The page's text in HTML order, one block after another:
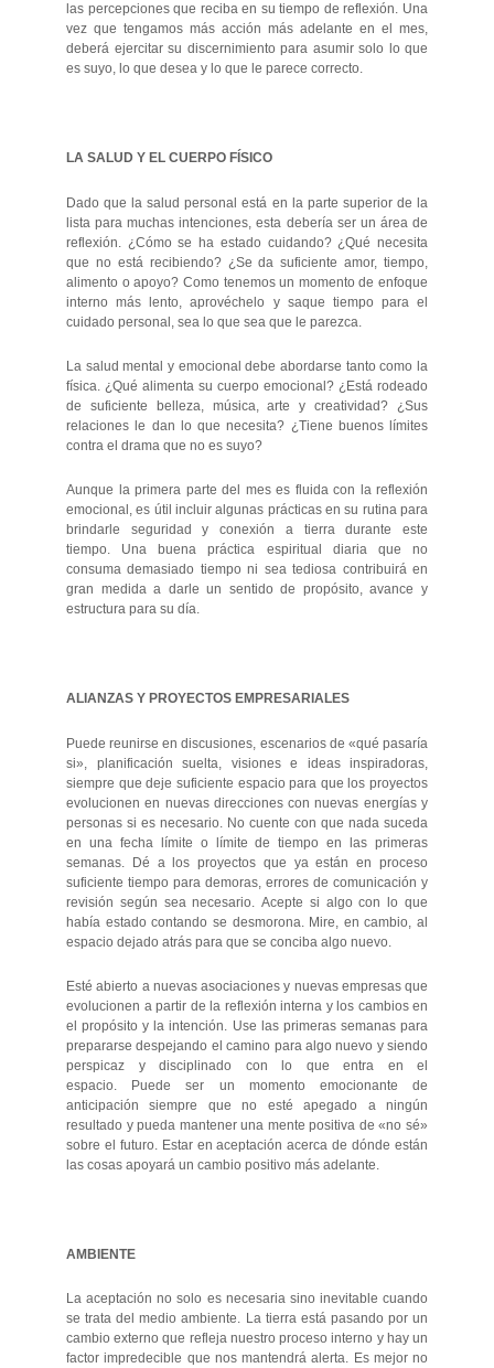
las percepciones que reciba en su tiempo de reflexión. Una
vez que tengamos más acción más adelante en el mes,
deberá ejercitar su discernimiento para asumir solo lo que
es suyo, lo que desea y lo que le parece correcto.
LA SALUD Y EL CUERPO FÍSICO
Dado que la salud personal está en la parte superior de la
lista para muchas intenciones, esta debería ser un área de
reflexión. ¿Cómo se ha estado cuidando? ¿Qué necesita
que no está recibiendo? ¿Se da suficiente amor, tiempo,
alimento o apoyo? Como tenemos un momento de enfoque
interno más lento, aprovéchelo y saque tiempo para el
cuidado personal, sea lo que sea que le parezca.
La salud mental y emocional debe abordarse tanto como la
física. ¿Qué alimenta su cuerpo emocional? ¿Está rodeado
de suficiente belleza, música, arte y creatividad? ¿Sus
relaciones le dan lo que necesita? ¿Tiene buenos límites
contra el drama que no es suyo?
Aunque la primera parte del mes es fluida con la reflexión
emocional, es útil incluir algunas prácticas en su rutina para
brindarle seguridad y conexión a tierra durante este
tiempo. Una buena práctica espiritual diaria que no
consuma demasiado tiempo ni sea tediosa contribuirá en
gran medida a darle un sentido de propósito, avance y
estructura para su día.
ALIANZAS Y PROYECTOS EMPRESARIALES
Puede reunirse en discusiones, escenarios de «qué pasaría
si», planificación suelta, visiones e ideas inspiradoras,
siempre que deje suficiente espacio para que los proyectos
evolucionen en nuevas direcciones con nuevas energías y
personas si es necesario. No cuente con que nada suceda
en una fecha límite o límite de tiempo en las primeras
semanas. Dé a los proyectos que ya están en proceso
suficiente tiempo para demoras, errores de comunicación y
revisión según sea necesario. Acepte si algo con lo que
había estado contando se desmorona. Mire, en cambio, al
espacio dejado atrás para que se conciba algo nuevo.
Esté abierto a nuevas asociaciones y nuevas empresas que
evolucionen a partir de la reflexión interna y los cambios en
el propósito y la intención. Use las primeras semanas para
prepararse despejando el camino para algo nuevo y siendo
perspicaz y disciplinado con lo que entra en el
espacio. Puede ser un momento emocionante de
anticipación siempre que no esté apegado a ningún
resultado y pueda mantener una mente positiva de «no sé»
sobre el futuro. Estar en aceptación acerca de dónde están
las cosas apoyará un cambio positivo más adelante.
AMBIENTE
La aceptación no solo es necesaria sino inevitable cuando
se trata del medio ambiente. La tierra está pasando por un
cambio externo que refleja nuestro proceso interno y hay un
factor impredecible que nos mantendrá alerta. Es mejor no